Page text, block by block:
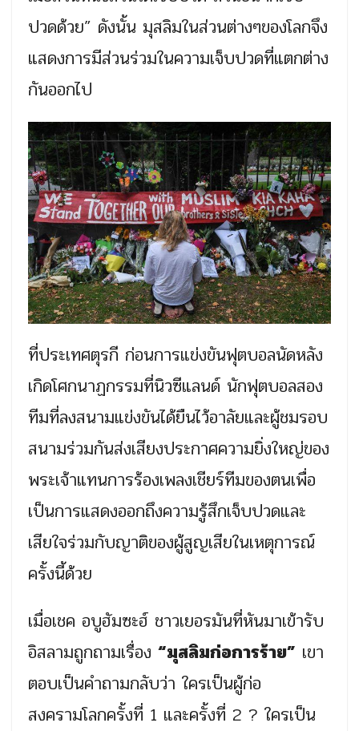
ปวดด้วย” ดังนั้น มุสลิมในส่วนต่างๆของโลกจึง
แสดงการมีส่วนร่วมในความเจ็บปวดที่แตกต่าง
กันออกไป
ที่ประเทศตุรกี ก่อนการแข่งขันฟุตบอลนัดหลัง
เกิดโศกนาฏกรรมที่นิวซีแลนด์ นักฟุตบอลสอง
ทีมที่ลงสนามแข่งขันได้ยืนไว้อาลัยและผู้ชมรอบ
สนามร่วมกันส่งเสียงประกาศความยิ่งใหญ่ของ
พระเจ้าแทนการร้องเพลงเชียร์ทีมของตนเพื่อ
เป็นการแสดงออกถึงความรู้สึกเจ็บปวดและ
เสียใจร่วมกับญาติของผู้สูญเสียในเหตุการณ์
ครั้งนี้ด้วย
เมื่อเชค อบูฮัมซะฮ์ ชาวเยอรมันที่หันมาเข้ารับ
อิสลามถูกถามเรื่อง “มุสลิมก่อการร้าย” เขา
ตอบเป็นคำถามกลับว่า ใครเป็นผู้ก่อ
สงครามโลกครั้งที่ 1 และครั้งที่ 2 ? ใครเป็น